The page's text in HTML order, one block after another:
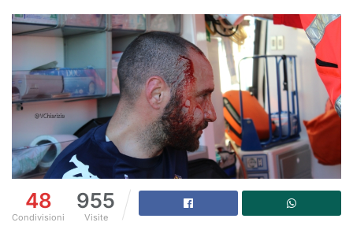
48
Condivisioni
955
Visite